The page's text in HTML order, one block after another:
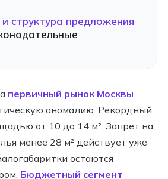
структура предложения
первичный рынок Москвы
аномалию. Рекордный
от 10 до 14 м². Запрет на
менее 28 м² действует уже
остаются
Бюджетный сегмент